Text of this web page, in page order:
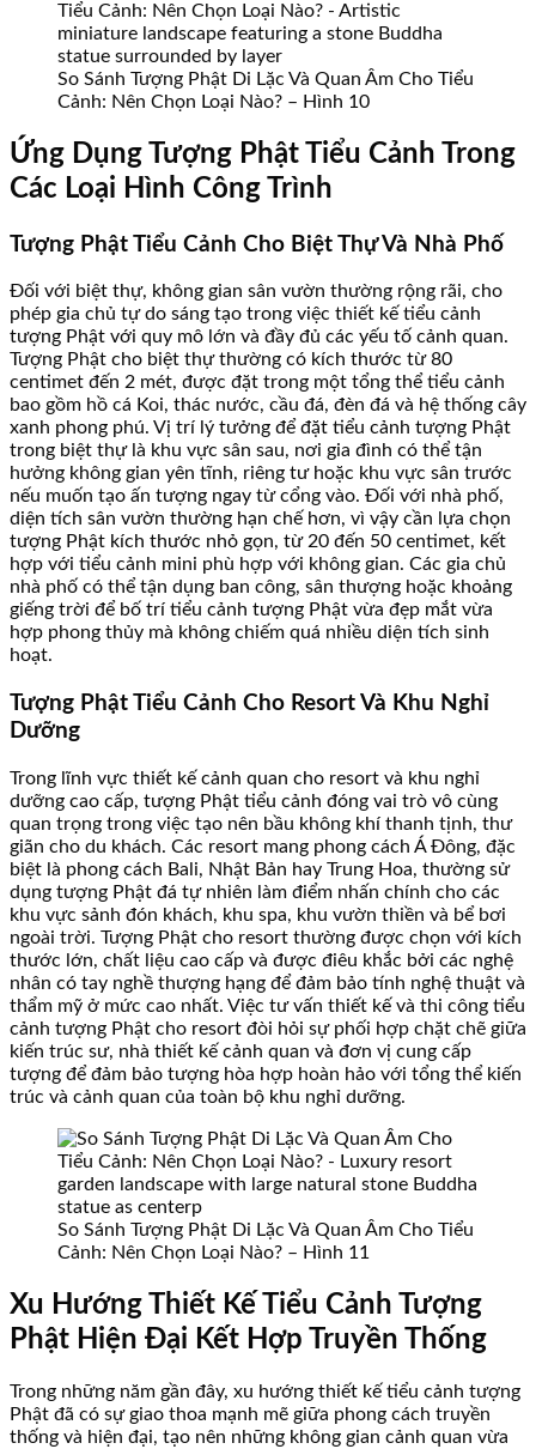
So Sánh Tượng Phật Di Lặc Và Quan Âm Cho Tiểu
Cảnh: Nên Chọn Loại Nào? – Hình 10
Ứng Dụng Tượng Phật Tiểu Cảnh Trong
Các Loại Hình Công Trình
Tượng Phật Tiểu Cảnh Cho Biệt Thự Và Nhà Phố
Đối với biệt thự, không gian sân vườn thường rộng rãi, cho
phép gia chủ tự do sáng tạo trong việc thiết kế tiểu cảnh
tượng Phật với quy mô lớn và đầy đủ các yếu tố cảnh quan.
Tượng Phật cho biệt thự thường có kích thước từ 80
centimet đến 2 mét, được đặt trong một tổng thể tiểu cảnh
bao gồm hồ cá Koi, thác nước, cầu đá, đèn đá và hệ thống cây
xanh phong phú. Vị trí lý tưởng để đặt tiểu cảnh tượng Phật
trong biệt thự là khu vực sân sau, nơi gia đình có thể tận
hưởng không gian yên tĩnh, riêng tư hoặc khu vực sân trước
nếu muốn tạo ấn tượng ngay từ cổng vào. Đối với nhà phố,
diện tích sân vườn thường hạn chế hơn, vì vậy cần lựa chọn
tượng Phật kích thước nhỏ gọn, từ 20 đến 50 centimet, kết
hợp với tiểu cảnh mini phù hợp với không gian. Các gia chủ
nhà phố có thể tận dụng ban công, sân thượng hoặc khoảng
giếng trời để bố trí tiểu cảnh tượng Phật vừa đẹp mắt vừa
hợp phong thủy mà không chiếm quá nhiều diện tích sinh
hoạt.
Tượng Phật Tiểu Cảnh Cho Resort Và Khu Nghỉ
Dưỡng
Trong lĩnh vực thiết kế cảnh quan cho resort và khu nghỉ
dưỡng cao cấp, tượng Phật tiểu cảnh đóng vai trò vô cùng
quan trọng trong việc tạo nên bầu không khí thanh tịnh, thư
giãn cho du khách. Các resort mang phong cách Á Đông, đặc
biệt là phong cách Bali, Nhật Bản hay Trung Hoa, thường sử
dụng tượng Phật đá tự nhiên làm điểm nhấn chính cho các
khu vực sảnh đón khách, khu spa, khu vườn thiền và bể bơi
ngoài trời. Tượng Phật cho resort thường được chọn với kích
thước lớn, chất liệu cao cấp và được điêu khắc bởi các nghệ
nhân có tay nghề thượng hạng để đảm bảo tính nghệ thuật và
thẩm mỹ ở mức cao nhất. Việc tư vấn thiết kế và thi công tiểu
cảnh tượng Phật cho resort đòi hỏi sự phối hợp chặt chẽ giữa
kiến trúc sư, nhà thiết kế cảnh quan và đơn vị cung cấp
tượng để đảm bảo tượng hòa hợp hoàn hảo với tổng thể kiến
trúc và cảnh quan của toàn bộ khu nghỉ dưỡng.
So Sánh Tượng Phật Di Lặc Và Quan Âm Cho Tiểu
Cảnh: Nên Chọn Loại Nào? – Hình 11
Xu Hướng Thiết Kế Tiểu Cảnh Tượng
Phật Hiện Đại Kết Hợp Truyền Thống
Trong những năm gần đây, xu hướng thiết kế tiểu cảnh tượng
Phật đã có sự giao thoa mạnh mẽ giữa phong cách truyền
thống và hiện đại, tạo nên những không gian cảnh quan vừa